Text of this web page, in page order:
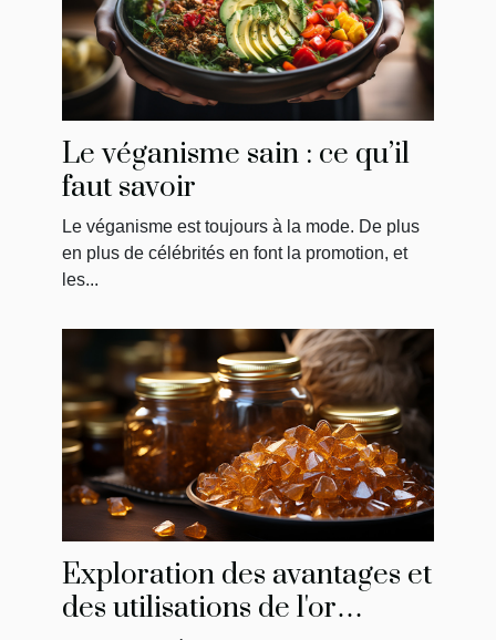
Le véganisme sain : ce qu’il
faut savoir
Le véganisme est toujours à la mode. De plus
en plus de célébrités en font la promotion, et
les...
Exploration des avantages et
des utilisations de l'or